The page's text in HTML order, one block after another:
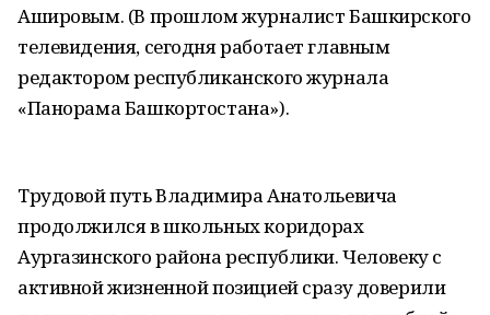
Ашировым. (В прошлом журналист Башкирского
телевидения, сегодня работает главным
редактором республиканского журнала
«Панорама Башкортостана»).
Трудовой путь Владимира Анатольевича
продолжился в школьных коридорах
Аургазинского района республики. Человеку с
активной жизненной позицией сразу доверили